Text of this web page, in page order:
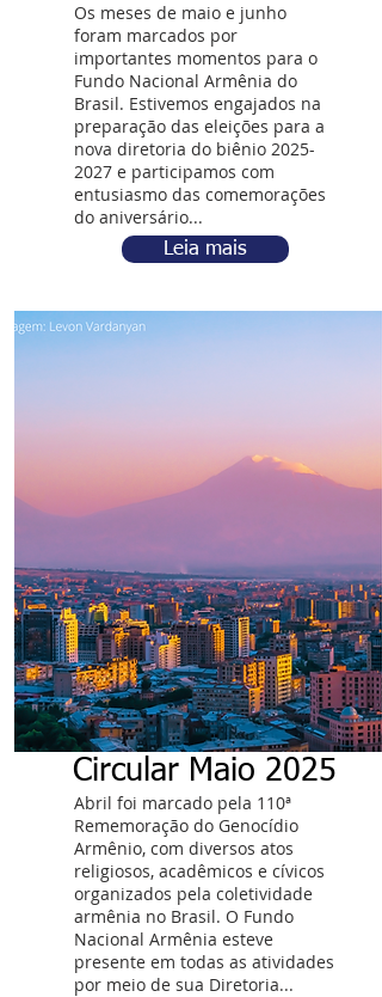
Os meses de maio e junho
foram marcados por
importantes momentos para o
Fundo Nacional Armênia do
Brasil. Estivemos engajados na
preparação das eleições para a
nova diretoria do biênio 2025-
2027e participamos com
entusiasmo das comemorações
do aniversário...
Leia mais
Circular Maio 2025
Abril foi marcado pela 110ª
Rememoração do Genocídio
Armênio, com diversos atos
religiosos, acadêmicos e cívicos
organizados pela coletividade
armênia no Brasil. O Fundo
Nacional Armênia esteve
presente em todas as atividades
por meio de sua Diretoria...